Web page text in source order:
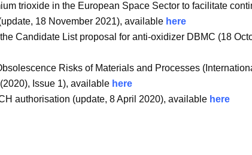
trioxide in the European Space Sector to facilitate
18 November 2021), available here
Candidate List proposal for anti-oxidizer DBMC (18
Risks of Materials and Processes
Issue 1), available here
authorisation (update, 8 April 2020), available here